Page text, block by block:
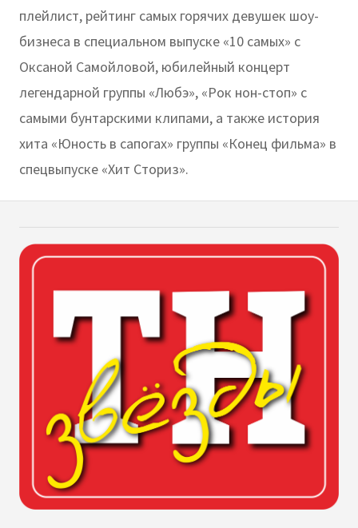
плейлист, рейтинг самых горячих девушек шоу-
бизнеса в специальном выпуске «10 самых» с
Оксаной Самойловой, юбилейный концерт
легендарной группы «Любэ», «Рок нон-стоп» с
самыми бунтарскими клипами, а также история
хита «Юность в сапогах» группы «Конец фильма» в
спецвыпуске «Хит Сториз».